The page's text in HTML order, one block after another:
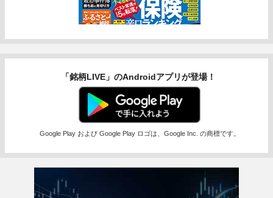
「銘柄LIVE」のAndroidアプリが登場！
Google Play および Google Play ロゴは、Google Inc. の商標です。